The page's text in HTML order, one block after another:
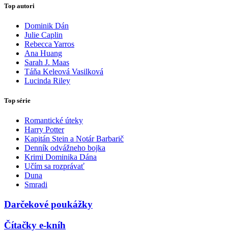
Top autori
Dominik Dán
Julie Caplin
Rebecca Yarros
Ana Huang
Sarah J. Maas
Táňa Keleová Vasilková
Lucinda Riley
Top série
Romantické úteky
Harry Potter
Kapitán Stein a Notár Barbarič
Denník odvážneho bojka
Krimi Dominika Dána
Učím sa rozprávať
Duna
Smradi
Darčekové poukážky
Čítačky e-kníh